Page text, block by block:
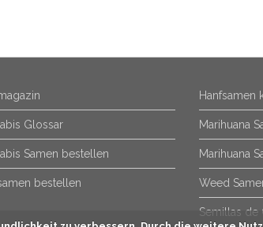
Glossar
Samen bestellen
bestellen
Hanfsamen
Marihuana
Marihuana
Weed
Semillas de